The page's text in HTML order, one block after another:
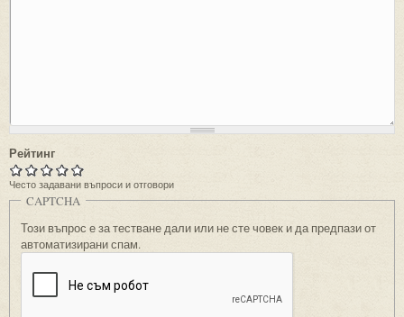
Рейтинг
Често задавани въпроси и отговори
CAPTCHA
Този въпрос е за тестване дали или не сте човек и да предпази от
автоматизирани спам.